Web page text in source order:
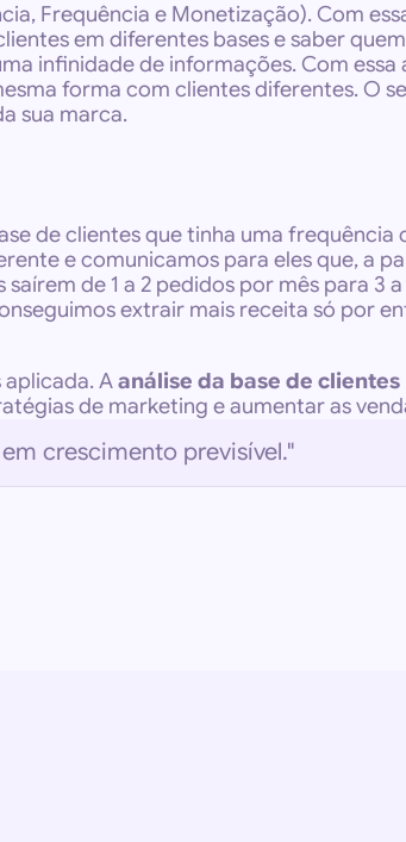
Frequência e Monetização). Com
em diferentes bases e saber
infinidade de informações. Com essa
forma com clientes diferentes. O
sua marca.
de clientes que tinha uma frequência
e comunicamos para eles que, a
de 1 a 2 pedidos por mês para 3
extrair mais receita só por
A análise da base de
de marketing e aumentar as
crescimento previsível."